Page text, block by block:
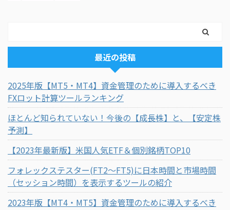
最近の投稿
2025年版【MT5・MT4】資金管理のために導入するべき
FXロット計算ツールランキング
ほとんど知られていない！今後の【成長株】と、【安定株
予測】
【2023年最新版】米国人気ETF＆個別銘柄TOP10
フォレックステスター(FT2～FT5)に日本時間と市場時間
（セッション時間）を表示するツールの紹介
2023年版【MT4・MT5】資金管理のために導入するべき